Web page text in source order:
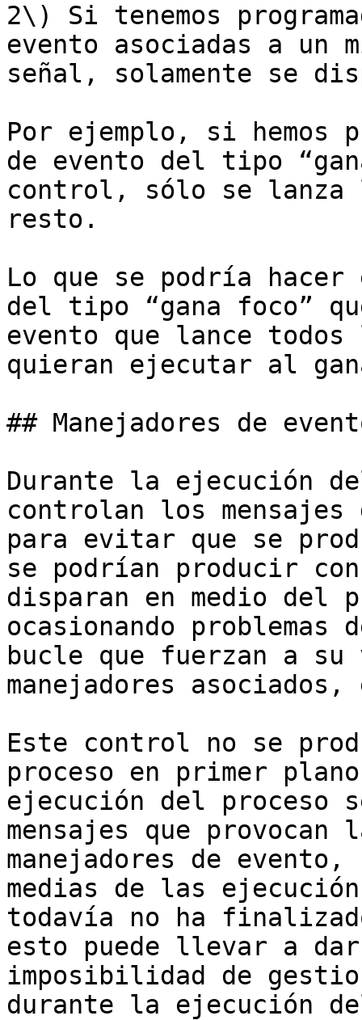
2\) Si tenemos
evento asociadas a un
señal, solamente se
Por ejemplo, si hemos
de evento del tipo
control, sólo se
resto.
Lo que se podría
del tipo “gana foco”
evento que lance todos
quieran ejecutar al
## Manejadores de
Durante la ejecución
controlan los
para evitar que se
se podrían producir
disparan en medio del
ocasionando problemas
bucle que fuerzan a
manejadores
Este control no se
proceso en primer
ejecución del proceso
mensajes que
manejadores de
medias de las
todavía no ha
esto puede llevar a
imposibilidad de
durante la ejecución